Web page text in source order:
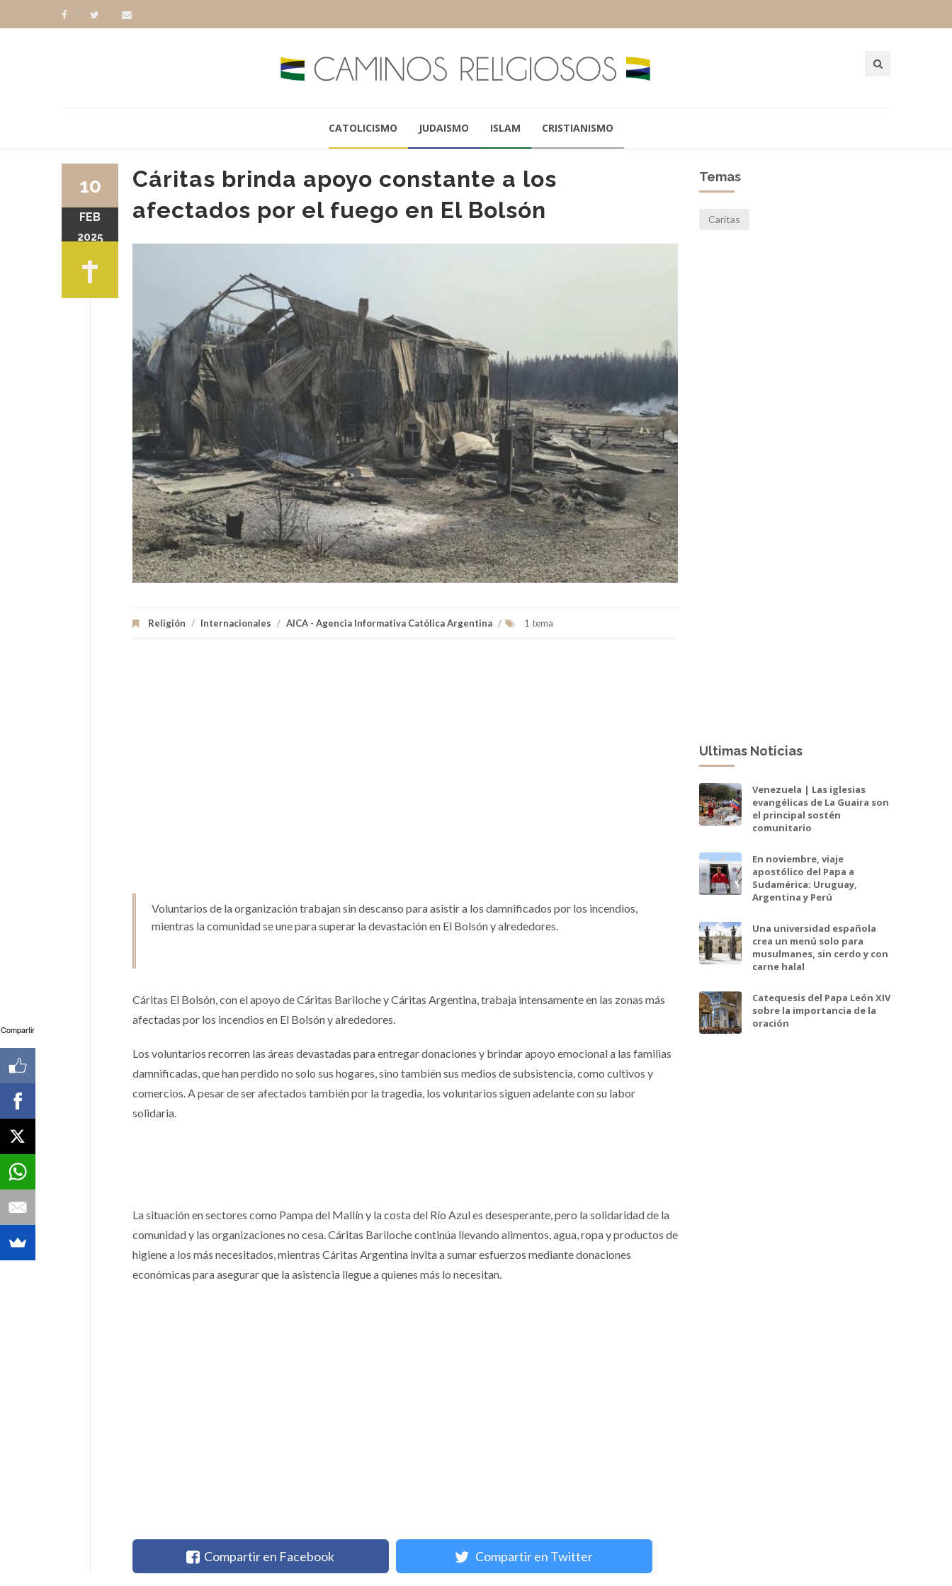
CATOLICISMO JUDAISMO ISLAM CRISTIANISMO
Cáritas brinda apoyo constante a los
afectados por el fuego en El Bolsón
Religión / Internacionales / AICA - Agencia Informativa Católica Argentina / 1 tema
10
FEB
2025
Voluntarios de la organización trabajan sin descanso para asistir a los damnificados por los incendios,
mientras la comunidad se une para superar la devastación en El Bolsón y alrededores.
Cáritas El Bolsón, con el apoyo de Cáritas Bariloche y Cáritas Argentina, trabaja intensamente en las zonas más
afectadas por los incendios en El Bolsón y alrededores.
Los voluntarios recorren las áreas devastadas para entregar donaciones y brindar apoyo emocional a las familias
damnificadas, que han perdido no solo sus hogares, sino también sus medios de subsistencia, como cultivos y
comercios. A pesar de ser afectados también por la tragedia, los voluntarios siguen adelante con su labor
solidaria.
La situación en sectores como Pampa del Mallín y la costa del Río Azul es desesperante, pero la solidaridad de la
comunidad y las organizaciones no cesa. Cáritas Bariloche continúa llevando alimentos, agua, ropa y productos de
higiene a los más necesitados, mientras Cáritas Argentina invita a sumar esfuerzos mediante donaciones
económicas para asegurar que la asistencia llegue a quienes más lo necesitan.
Compartir en Facebook Compartir en Twitter
Temas
Caritas
Ultimas Noticias
Venezuela | Las iglesias
evangélicas de La Guaira son
el principal sostén
comunitario
En noviembre, viaje
apostólico del Papa a
Sudamérica: Uruguay,
Argentina y Perú
Una universidad española
crea un menú solo para
musulmanes, sin cerdo y con
carne halal
Catequesis del Papa León XIV
sobre la importancia de la
oración
Compartir